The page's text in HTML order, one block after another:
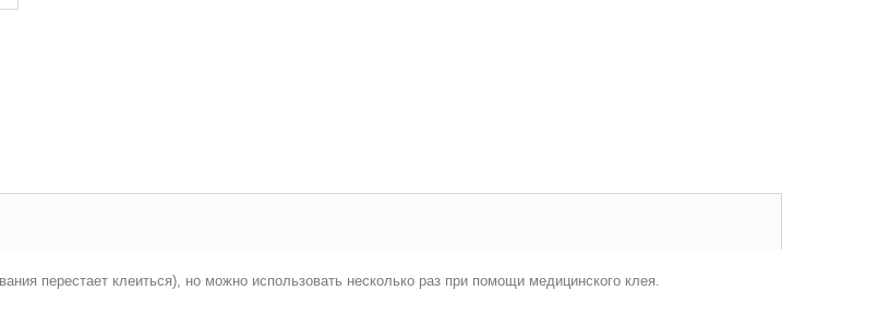
перестает клеиться), но можно использовать несколько раз при помощи медицинского клея.